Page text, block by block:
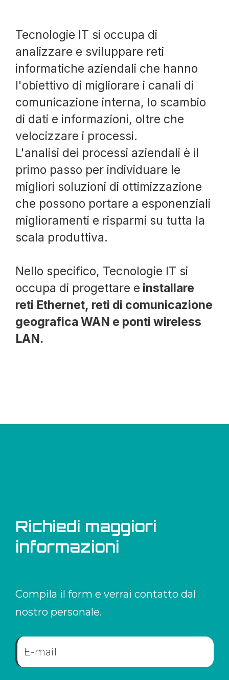
Tecnologie IT si occupa di
analizzare e sviluppare reti
informatiche aziendali che hanno
l'obiettivo di migliorare i canali di
comunicazione interna, lo scambio
di dati e informazioni, oltre che
velocizzare i processi.
L'analisi dei processi aziendali è il
primo passo per individuare le
migliori soluzioni di ottimizzazione
che possono portare a esponenziali
miglioramenti e risparmi su tutta la
scala produttiva.
Nello specifico, Tecnologie IT si
occupa di progettare e installare
reti Ethernet, reti di comunicazione
geografica WAN e ponti wireless
LAN.
Richiedi maggiori
informazioni
Compila il form e verrai contatto dal
nostro personale.